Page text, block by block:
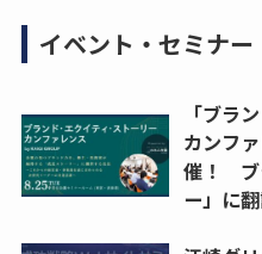
イベント・セミナー
「ブラ
カンフ
催！ ブ
ー」に